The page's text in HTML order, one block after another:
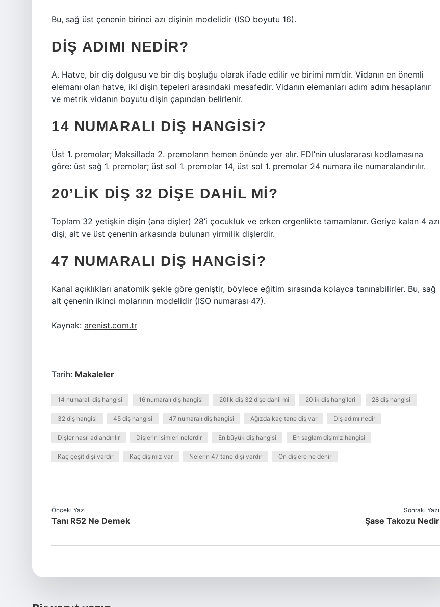
Bu, sağ üst çenenin birinci azı dişinin modelidir (ISO boyutu 16).
DIŞ ADIMI NEDIR?
A. Hatve, bir diş dolgusu ve bir diş boşluğu olarak ifade edilir ve birimi mm’dir. Vidanın en önemli
elemanı olan hatve, iki dişin tepeleri arasındaki mesafedir. Vidanın elemanları adım adım hesaplanır
ve metrik vidanın boyutu dişin çapından belirlenir.
14 NUMARALI DIŞ HANGISI?
Üst 1. premolar; Maksillada 2. premoların hemen önünde yer alır. FDI’nin uluslararası kodlamasına
göre: üst sağ 1. premolar; üst sol 1. premolar 14, üst sol 1. premolar 24 numara ile numaralandırılır.
20’LIK DIŞ 32 DIŞE DAHIL MI?
Toplam 32 yetişkin dişin (ana dişler) 28’i çocukluk ve erken ergenlikte tamamlanır. Geriye kalan 4 azı
dişi, alt ve üst çenenin arkasında bulunan yirmilik dişlerdir.
47 NUMARALI DIŞ HANGISI?
Kanal açıklıkları anatomik şekle göre geniştir, böylece eğitim sırasında kolayca tanınabilirler. Bu, sağ
alt çenenin ikinci molarının modelidir (ISO numarası 47).
Kaynak: arenist.com.tr
Tarih: Makaleler
14 numaralı diş hangisi 16 numaralı diş hangisi 20lik diş 32 dişe dahil mi 20lik diş hangileri 28 diş hangisi
32 diş hangisi 45 diş hangisi 47 numaralı diş hangisi Ağızda kaç tane diş var Diş adımı nedir
Dişler nasıl adlandırılır Dişlerin isimleri nelerdir En büyük diş hangisi En sağlam dişimiz hangisi
Kaç çeşit dişi vardır Kaç dişimiz var Nelerin 47 tane dişi vardır Ön dişlere ne denir
Önceki Yazı
Tanı R52 Ne Demek
Sonraki Yazı
Şase Takozu Nedir